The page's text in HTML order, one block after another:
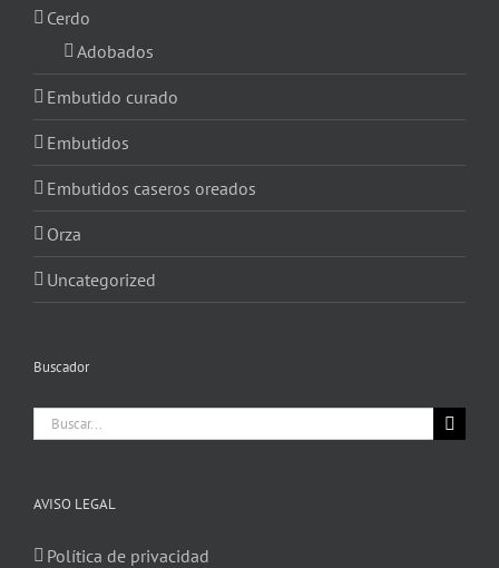
Cerdo
Adobados
Embutido curado
Embutidos
Embutidos caseros oreados
Orza
Uncategorized
Buscador
Buscar:
AVISO LEGAL
Política de privacidad